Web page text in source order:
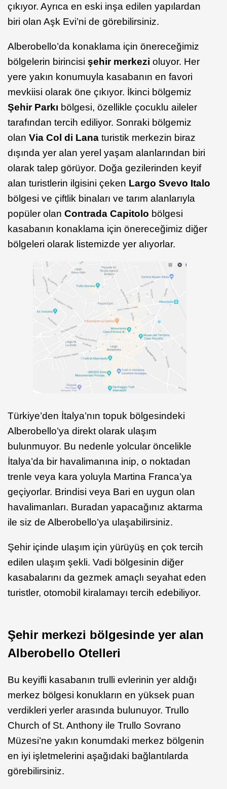
çıkıyor. Ayrıca en eski inşa edilen yapılardan
biri olan Aşk Evi’ni de görebilirsiniz.
Alberobello’da konaklama için önereceğimiz
bölgelerin birincisi şehir merkezi oluyor. Her
yere yakın konumuyla kasabanın en favori
mevkiisi olarak öne çıkıyor. İkinci bölgemiz
Şehir Parkı bölgesi, özellikle çocuklu aileler
tarafından tercih ediliyor. Sonraki bölgemiz
olan Via Col di Lana turistik merkezin biraz
dışında yer alan yerel yaşam alanlarından biri
olarak talep görüyor. Doğa gezilerinden keyif
alan turistlerin ilgisini çeken Largo Svevo Italo
bölgesi ve çiftlik binaları ve tarım alanlarıyla
popüler olan Contrada Capitolo bölgesi
kasabanın konaklama için önereceğimiz diğer
bölgeleri olarak listemizde yer alıyorlar.
Türkiye’den İtalya’nın topuk bölgesindeki
Alberobello’ya direkt olarak ulaşım
bulunmuyor. Bu nedenle yolcular öncelikle
İtalya’da bir havalimanına inip, o noktadan
trenle veya kara yoluyla Martina Franca’ya
geçiyorlar. Brindisi veya Bari en uygun olan
havalimanları. Buradan yapacağınız aktarma
ile siz de Alberobello’ya ulaşabilirsiniz.
Şehir içinde ulaşım için yürüyüş en çok tercih
edilen ulaşım şekli. Vadi bölgesinin diğer
kasabalarını da gezmek amaçlı seyahat eden
turistler, otomobil kiralamayı tercih edebiliyor.
Şehir merkezi bölgesinde yer alan
Alberobello Otelleri
Bu keyifli kasabanın trulli evlerinin yer aldığı
merkez bölgesi konukların en yüksek puan
verdikleri yerler arasında bulunuyor. Trullo
Church of St. Anthony ile Trullo Sovrano
Müzesi’ne yakın konumdaki merkez bölgenin
en iyi işletmelerini aşağıdaki bağlantılarda
görebilirsiniz.